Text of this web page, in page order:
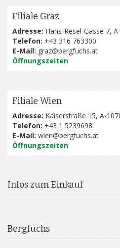
Filiale Graz
Adresse: Hans-Resel-Gasse 7,
Telefon: +43 316 763300
E-Mail: graz@bergfuchs.at
Öffnungszeiten
Filiale Wien
Adresse: Kaiserstraße 15, A-
Telefon: +43 1 5239698
E-Mail: wien@bergfuchs.at
Öffnungszeiten
Infos zum Einkauf
Bergfuchs